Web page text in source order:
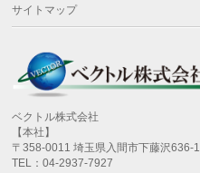
サイトマップ
ベクトル株式会社
【本社】
〒358-0011 埼玉県入間市下藤沢636-1
TEL：04-2937-7927